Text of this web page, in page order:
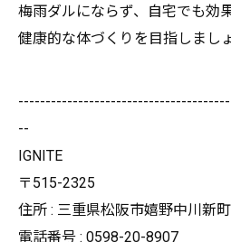
梅雨ダルにならず、自宅でも効
健康的な体づくりを目指しまし
--
IGNITE
〒515-2325
住所 : 三重県松阪市嬉野中川新
電話番号 : 0598-20-8907